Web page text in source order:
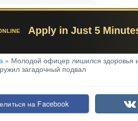
» Молодой офицер лишился здоровья
загадочный подвал
на Facebook